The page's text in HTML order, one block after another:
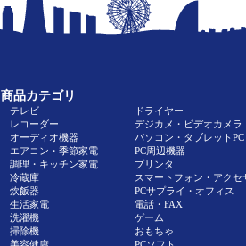
商品カテゴリ
テレビ
レコーダー
オーディオ機器
エアコン・季節家電
調理・キッチン家電
冷蔵庫
炊飯器
生活家電
洗濯機
掃除機
ドライヤー
デジカメ・ビデオカメラ
パソコン・タブレットPC
PC周辺機器
プリンタ
スマートフォン・アクセ
PCサプライ・オフィス
電話・FAX
ゲーム
おもちゃ